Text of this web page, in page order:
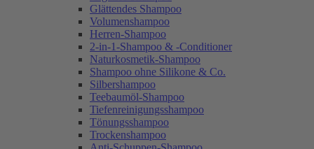
Glättendes Shampoo
Volumenshampoo
Herren-Shampoo
2-in-1-Shampoo & -Conditioner
Naturkosmetik-Shampoo
Shampoo ohne Silikone & Co.
Silbershampoo
Teebaumöl-Shampoo
Tiefenreinigungsshampoo
Tönungsshampoo
Trockenshampoo